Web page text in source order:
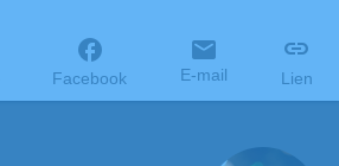
Facebook E-mail Lien